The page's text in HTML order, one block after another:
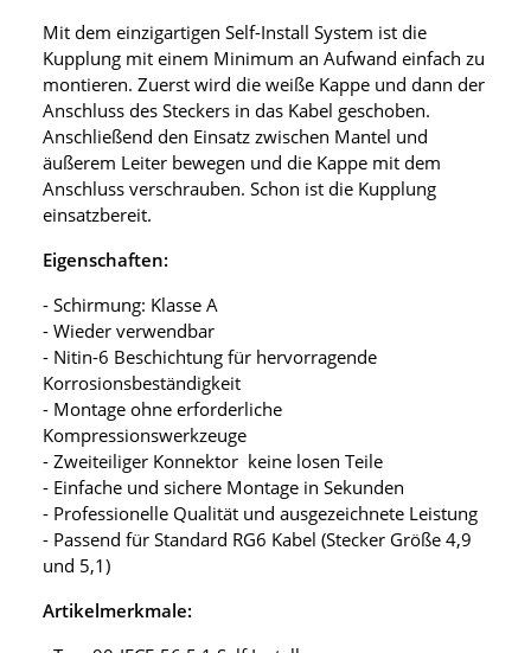
Mit dem einzigartigen Self-Install System ist die
Kupplung mit einem Minimum an Aufwand einfach zu
montieren. Zuerst wird die weiße Kappe und dann der
Anschluss des Steckers in das Kabel geschoben.
Anschließend den Einsatz zwischen Mantel und
äußerem Leiter bewegen und die Kappe mit dem
Anschluss verschrauben. Schon ist die Kupplung
einsatzbereit.
Eigenschaften:
- Schirmung: Klasse A
- Wieder verwendbar
- Nitin-6 Beschichtung für hervorragende
Korrosionsbeständigkeit
- Montage ohne erforderliche
Kompressionswerkzeuge
- Zweiteiliger Konnektor keine losen Teile
- Einfache und sichere Montage in Sekunden
- Professionelle Qualität und ausgezeichnete Leistung
- Passend für Standard RG6 Kabel (Stecker Größe 4,9
und 5,1)
Artikelmerkmale: